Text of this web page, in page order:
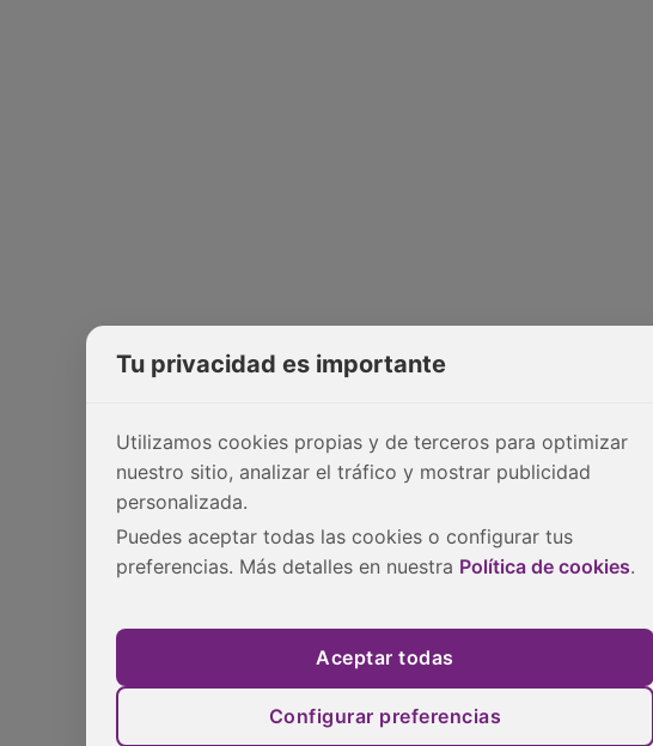
Tu privacidad es importante
Utilizamos cookies propias y de terceros para optimizar
nuestro sitio, analizar el tráfico y mostrar publicidad
personalizada.
Puedes aceptar todas las cookies o configurar tus
preferencias. Más detalles en nuestra Política de cookies.
Aceptar todas
Configurar preferencias